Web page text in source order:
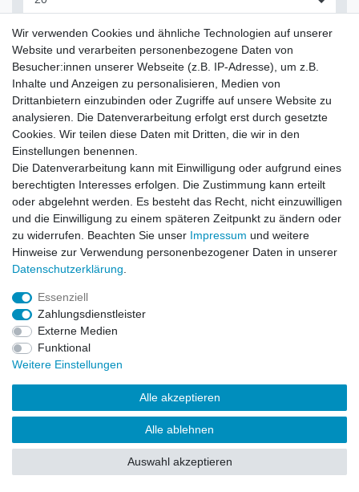
Filter
Zahlung und Versand
Impressum Daten­schutz­erklärung AGB
Barrierefreiheitserklärung Widerrufs­recht
Vertrag widerrufen
© Copyright 2026 | Alle Rechte vorbehalten.
Wir verwenden Cookies und ähnliche Technologien auf unserer
Website und verarbeiten personenbezogene Daten von
Besucher:innen unserer Webseite (z.B. IP-Adresse), um z.B.
Inhalte und Anzeigen zu personalisieren, Medien von
Drittanbietern einzubinden oder Zugriffe auf unsere Website zu
analysieren. Die Datenverarbeitung erfolgt erst durch gesetzte
Cookies. Wir teilen diese Daten mit Dritten, die wir in den
Einstellungen benennen.
Die Datenverarbeitung kann mit Einwilligung oder aufgrund eines
berechtigten Interesses erfolgen. Die Zustimmung kann erteilt
oder abgelehnt werden. Es besteht das Recht, nicht einzuwilligen
und die Einwilligung zu einem späteren Zeitpunkt zu ändern oder
zu widerrufen. Beachten Sie unser Impressum und weitere
Hinweise zur Verwendung personenbezogener Daten in unserer
Daten­schutz­erklärung
Essenziell
Zahlungsdienstleister
Externe Medien
Funktional
Weitere Einstellungen
Alle akzeptieren
Alle ablehnen
Auswahl akzeptieren